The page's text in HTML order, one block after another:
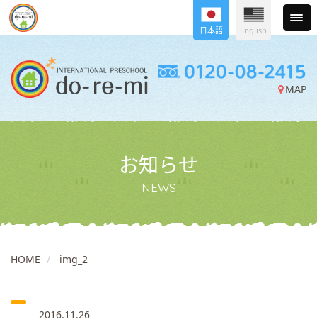
MAP
日本語 English
お知らせ
NEWS
HOME img_2
2016.11.26